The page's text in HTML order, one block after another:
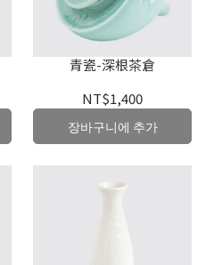
青瓷-深根茶倉
NT$1,400
장바구니에 추가